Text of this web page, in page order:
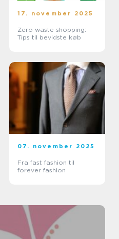
17. november 2025
Zero waste shopping:
Tips til bevidste køb
07. november 2025
Fra fast fashion til
forever fashion